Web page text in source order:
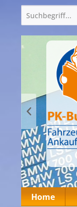
Home